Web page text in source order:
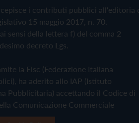
i contributi pubblici all'editoria
15 maggio 2017, n. 70.
sensi della lettera f) del comma 2
decreto Lgs.
la Fisc (Federazione Italiana
ha aderito allo IAP (Istituto
Pubblicitaria) accettando il Codice di
Comunicazione Commerciale